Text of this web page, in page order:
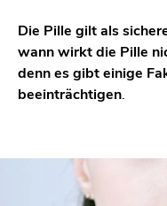
Die Pille gilt als
wann wirkt die Pille
denn es gibt einige
beeinträchtigen.